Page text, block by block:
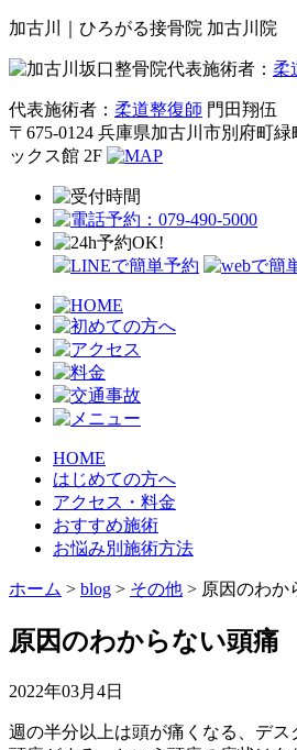
加古川｜ひろがる接骨院 加古川院
代表施術者： 柔
代表施術者： 柔道整復師 門田翔伍
〒675-0124 兵庫県加古川市別府町
ックス館 2F
HOME
はじめての方へ
アクセス・料金
おすすめ施術
お悩み別施術方法
ホーム > blog > その他 > 原因のわか
原因のわからない頭痛
2022年03月4日
週の半分以上は頭が痛くなる、デス